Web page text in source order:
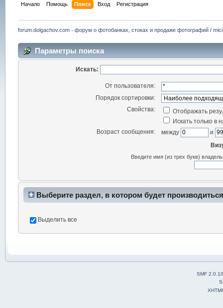
Начало Помощь Поиск Вход Регистрация
forum.dolgachov.com - форум о фотобанках, стоках и продаже фотографий /
Параметры поиска
Искать:
От пользователя:
Порядок сортировки:
Свойства:
Отображать
Искать только в
Возраст сообщения:
между
и
Введите имя (из трех букв)
Выберите раздел, в котором будет
Выделить все
SMF